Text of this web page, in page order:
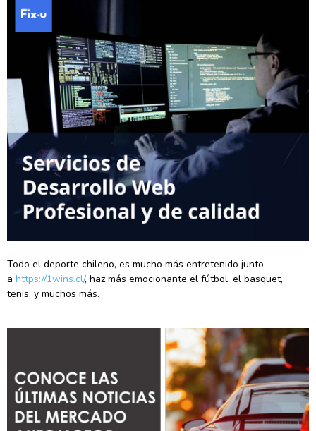
Todo el deporte chileno, es mucho más entretenido junto
a https://1wins.cl/, haz más emocionante el fútbol, el basquet,
tenis, y muchos más.